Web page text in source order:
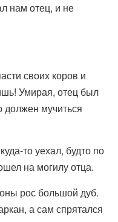
нам отец, и не
своих коров и
Умирая, отец был
должен мучиться
то уехал, будто по
на могилу отца.
рос большой дуб.
а сам спрятался